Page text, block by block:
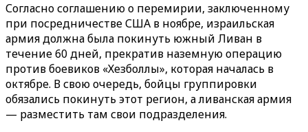
Согласно соглашению о перемирии, заключенному
при посредничестве США в ноябре, израильская
армия должна была покинуть южный Ливан в
течение 60 дней, прекратив наземную операцию
против боевиков «Хезболлы», которая началась в
октябре. В свою очередь, бойцы группировки
обязались покинуть этот регион, а ливанская армия
— разместить там свои подразделения.